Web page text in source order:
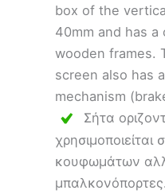
box of the
40mm and has
wooden frames.
screen also has
mechanism
Σήτα
κουφωμάτων
μπαλκονόπορτες.